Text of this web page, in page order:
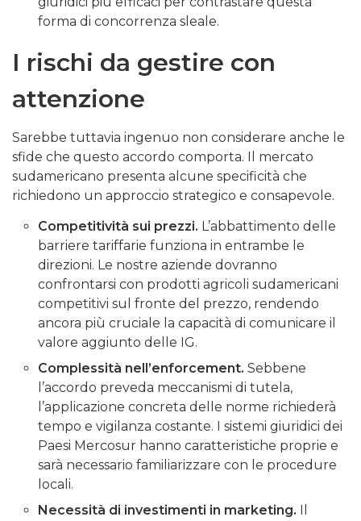
forma di concorrenza sleale.
I rischi da gestire con
attenzione
Sarebbe tuttavia ingenuo non considerare anche le
sfide che questo accordo comporta. Il mercato
sudamericano presenta alcune specificità che
richiedono un approccio strategico e consapevole.
Competitività sui prezzi. L’abbattimento delle
barriere tariffarie funziona in entrambe le
direzioni. Le nostre aziende dovranno
confrontarsi con prodotti agricoli sudamericani
competitivi sul fronte del prezzo, rendendo
ancora più cruciale la capacità di comunicare il
valore aggiunto delle IG.
Complessità nell’enforcement. Sebbene
l’accordo preveda meccanismi di tutela,
l’applicazione concreta delle norme richiederà
tempo e vigilanza costante. I sistemi giuridici dei
Paesi Mercosur hanno caratteristiche proprie e
sarà necessario familiarizzare con le procedure
locali.
Necessità di investimenti in marketing.